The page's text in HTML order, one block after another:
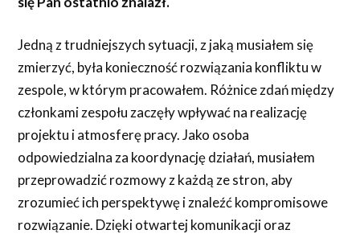
Jedną z trudniejszych sytuacji, z jaką musiałem się
zmierzyć, była konieczność rozwiązania konfliktu w
zespole, w którym pracowałem. Różnice zdań między
członkami zespołu zaczęły wpływać na realizację
projektu i atmosferę pracy. Jako osoba
odpowiedzialna za koordynację działań, musiałem
przeprowadzić rozmowy z każdą ze stron, aby
zrozumieć ich perspektywę i znaleźć kompromisowe
rozwiązanie. Dzięki otwartej komunikacji oraz